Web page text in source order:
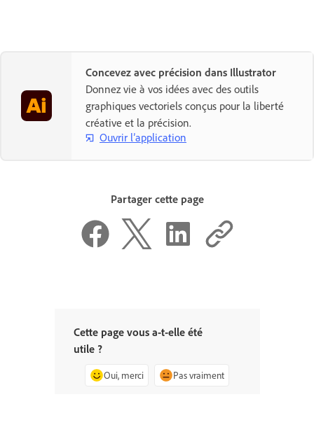
Concevez avec précision dans Illustrator
Donnez vie à vos idées avec des outils
graphiques vectoriels conçus pour la liberté
créative et la précision.
Ouvrir l’application
Partager cette page
Cette page vous a-t-elle été
utile ?
Oui, merci Pas vraiment